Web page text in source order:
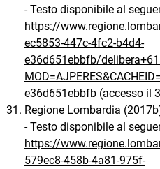
- Testo disponibile al
https://
ec5853-447c-4fc2-b4d4-
e36d651ebbfb/
e36d651ebbfb (accesso il
Regione Lombardia
- Testo disponibile al
https://
579ec8-458b-4a81-975f-